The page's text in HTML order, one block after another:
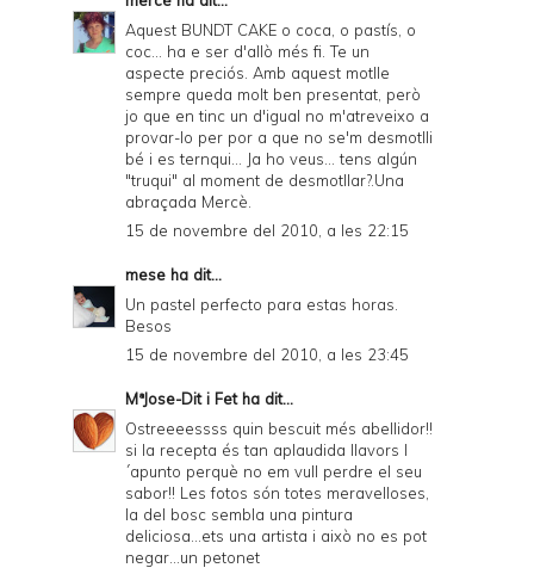
Aquest BUNDT CAKE o coca, o pastís, o
coc... ha e ser d'allò més fi. Te un
aspecte preciós. Amb aquest motlle
sempre queda molt ben presentat, però
jo que en tinc un d'igual no m'atreveixo a
provar-lo per por a que no se'm desmotlli
bé i es ternqui... Ja ho veus... tens algún
"truqui" al moment de desmotllar?.Una
abraçada Mercè.
15 de novembre del 2010, a les 22:15
mese ha dit...
Un pastel perfecto para estas horas.
Besos
15 de novembre del 2010, a les 23:45
MªJose-Dit i Fetha dit...
Ostreeeessss quin bescuit més abellidor!!
si la recepta és tan aplaudida llavors l
´apunto perquè no em vull perdre el seu
sabor!! Les fotos són totes meravelloses,
la del bosc sembla una pintura
deliciosa...ets una artista i això no es pot
negar...un petonet